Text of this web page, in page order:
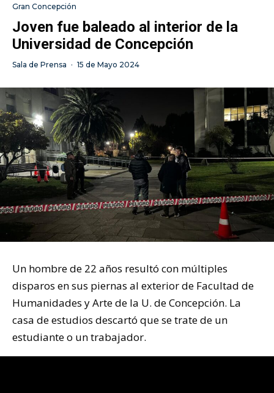
Gran Concepción
Joven fue baleado al interior de la
Universidad de Concepción
Sala de Prensa · 15 de Mayo 2024
Un hombre de 22 años resultó con múltiples
disparos en sus piernas al exterior de Facultad de
Humanidades y Arte de la U. de Concepción. La
casa de estudios descartó que se trate de un
estudiante o un trabajador.